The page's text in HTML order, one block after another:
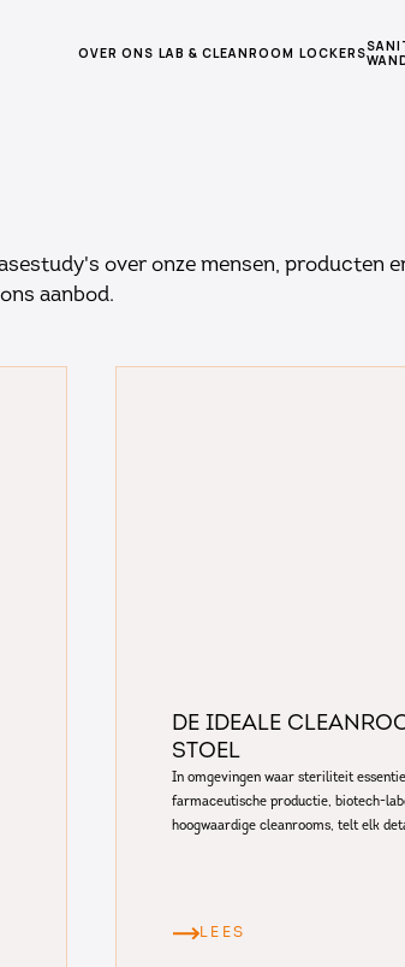
OVER ONS LAB & CLEANROOM LOCKERS
over onze mensen, producten
aanbod.
De ideale
stoel
In omgevingen waar steriliteit
farmaceutische productie, biotech-
hoogwaardige cleanrooms, telt elk
LEES